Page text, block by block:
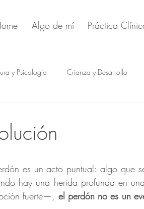
Algo de mí Práctica
y Psicología Crianza y Desarrollo
hay una herida profunda en
fuerte—, el perdón no es un